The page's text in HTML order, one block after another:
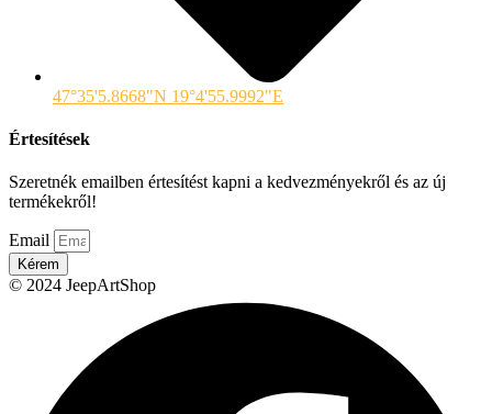
47°35'5.8668"N 19°4'55.9992"E
Értesítések
Szeretnék emailben értesítést kapni a kedvezményekről és az új
termékekről!
Email
Kérem
© 2024 JeepArtShop